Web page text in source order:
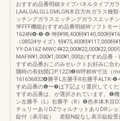
おすすめ品番明細タイプパネルタイプガ
LAALGALGLLGMLGN木目方向ガラス種
ッチングガラスエッチングガラスエッチ
9FFFF機能おすすめ品番明細Wソフトモー
1624N❹-❺-❻-9特¥98,400特¥140,000特
（08524サイズ）特¥75,400特¥117,000特
YY-DA16Z-MWC4¥22,000¥22,000¥22,000
MAFW¥1,000¥1,000¥1,000おすすめ品番
すすめ品番おこのみセレクトお好みに合
隅時の有効開口P.1223❷W呼称W寸法（
161636832❹勝手L左勝手R右勝手
すめ品番の❶〜❼は下記より選択してくだ
すすめ品番は、が選択されています。❶
ン左勝手（L）右勝手（R）❺色本体木目
チェリーありDZウォルナットありDRシ
錠付（表示錠） 差額N錠なし表示錠錠受